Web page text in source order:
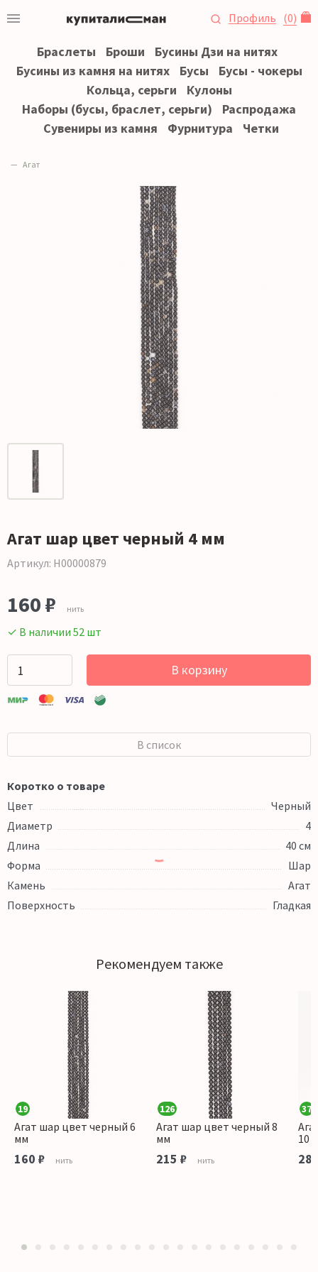
Профиль (0)
Браслеты Броши
Бусины Дзи на нитях
Бусины из камня на нитях
Бусы
Бусы - чокеры
Кольца, серьги
Кулоны
Наборы (бусы, браслет, серьги)
Распродажа
Сувениры из камня
Фурнитура Четки
Агат
Агат шар цвет черный 4 мм
Артикул: Н00000879
160 ₽ нить
✓ В наличии 52 шт
В корзину
В список
Коротко о товаре
Цвет
Черный
Диаметр
4
Длина
40 см
Форма
Шар
Камень
Агат
Поверхность
Гладкая
Рекомендуем также
19
Агат шар цвет черный 6
мм
160 ₽ нить
126
Агат шар цвет черный 8
мм
215 ₽ нить
37
10